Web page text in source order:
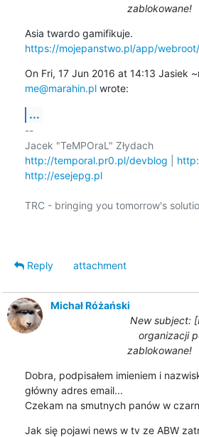
zablokowane!
https://mojepanstwo.pl/app/
me@marahin.pl wrote:
...
--
Jacek "TeMPOraL" Złydach
http://temporal.pr0.pl/devblog
http://esejepg.pl
TRC - bringing you tomorrow's
Reply
attachment
Michał Różański
New subject:
organizacji
zablokowane!
Dobra, podpisałem imieniem i
główny adres email...
Czekam na smutnych panów w
Jak się pojawi news w tv ze ABW